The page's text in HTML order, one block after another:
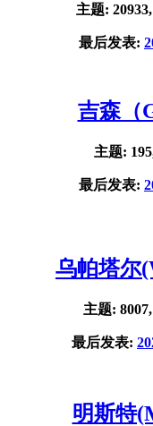
主题:
最后发表:
吉森（
主题:
最后发表:
乌帕塔尔
主题:
最后发表:
明斯特